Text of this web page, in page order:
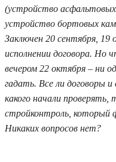
(устройство
устройство бортовых
Заключен 20 сентября, 19
исполнении договора. Но
вечером 22 октября – ни
гадать. Все ли договоры
какого начали
стройконтроль, который
Никаких вопросов нет?